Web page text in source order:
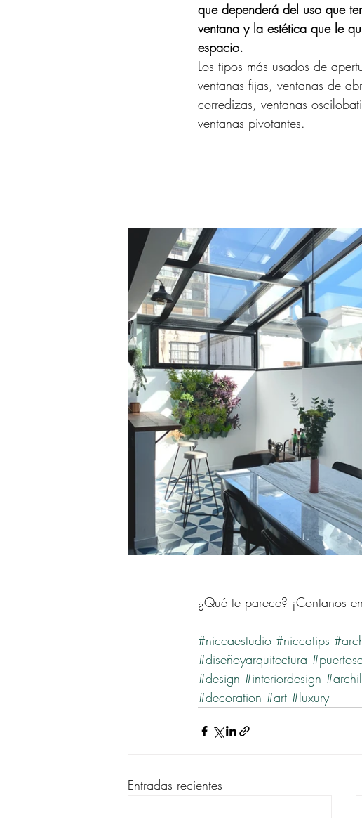
que dependerá del uso que
ventana y la estética que le
espacio.
Los tipos más usados de
ventanas fijas, ventanas de
corredizas, ventanas
ventanas pivotantes.
¿Qué te parece? ¡Contanos
#niccaestudio #niccatips
#diseñoyarquitectura
#design #interiordesign
#decoration #art #luxury
Entradas recientes